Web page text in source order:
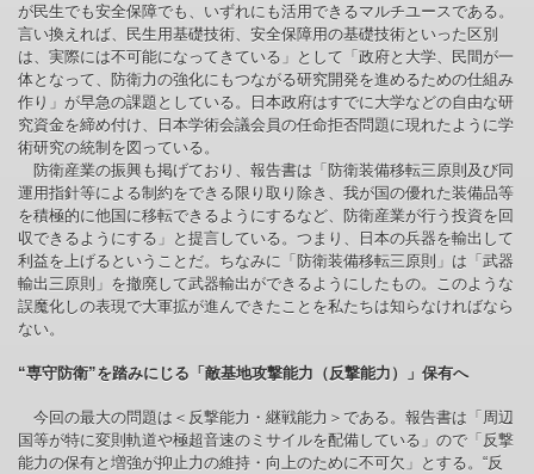
が民生でも安全保障でも、いずれにも活用できるマルチユースである。
言い換えれば、民生用基礎技術、安全保障用の基礎技術といった区別
は、実際には不可能になってきている」として「政府と大学、民間が一
体となって、防衛力の強化にもつながる研究開発を進めるための仕組み
作り」が早急の課題としている。日本政府はすでに大学などの自由な研
究資金を締め付け、日本学術会議会員の任命拒否問題に現れたように学
術研究の統制を図っている。
防衛産業の振興も掲げており、報告書は「防衛装備移転三原則及び同
運用指針等による制約をできる限り取り除き、我が国の優れた装備品等
を積極的に他国に移転できるようにするなど、防衛産業が行う投資を回
収できるようにする」と提言している。つまり、日本の兵器を輸出して
利益を上げるということだ。ちなみに「防衛装備移転三原則」は「武器
輸出三原則」を撤廃して武器輸出ができるようにしたもの。このような
誤魔化しの表現で大軍拡が進んできたことを私たちは知らなければなら
ない。
“専守防衛”を踏みにじる「敵基地攻撃能力（反撃能力）」保有へ
今回の最大の問題は＜反撃能力・継戦能力＞である。報告書は「周辺
国等が特に変則軌道や極超音速のミサイルを配備している」ので「反撃
能力の保有と増強が抑止力の維持・向上のために不可欠」とする。“反